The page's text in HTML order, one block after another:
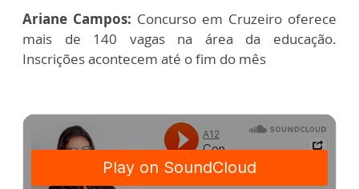
Ariane Campos: Concurso em Cruzeiro oferece
mais de 140 vagas na área da educação.
Inscrições acontecem até o fim do mês